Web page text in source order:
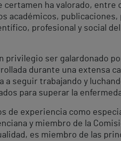
ha valorado,
académicos,
profesional y social
privilegio ser
durante una extensa
a seguir trabajando y
para superar la
de experiencia como
y miembro de la
es miembro de las